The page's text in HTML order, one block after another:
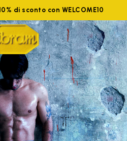
di sconto con WELCOME10